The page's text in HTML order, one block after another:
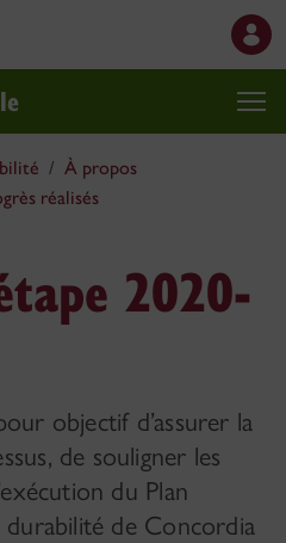
À propos
réalisés
2020-
objectif d’assurer la
de souligner les
du Plan
durabilité de Concordia